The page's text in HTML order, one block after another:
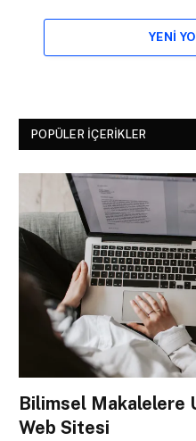
YENI
POPÜLER İÇERIKLER
Bilimsel Makalelere
Web Sitesi